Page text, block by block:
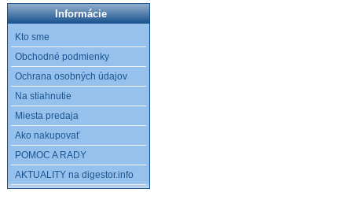
Informácie
Kto sme
Obchodné podmienky
Ochrana osobných údajov
Na stiahnutie
Miesta predaja
Ako nakupovať
POMOC A RADY
AKTUALITY na digestor.info